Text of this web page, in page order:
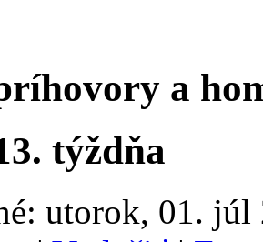
a
týždňa
utorok, 01. júl